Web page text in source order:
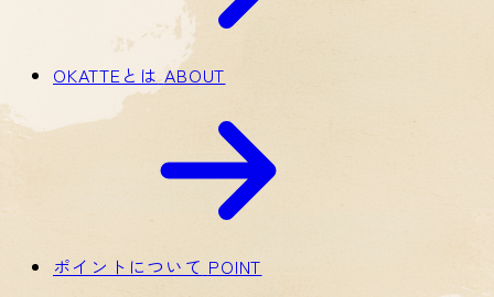
OKATTEとは ABOUT
ポイントについて POINT